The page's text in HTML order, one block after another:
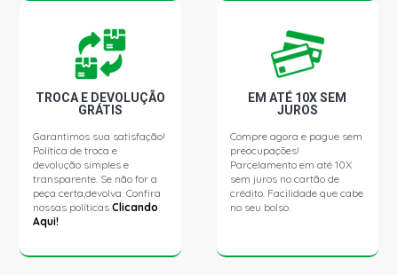
BORA STD SEDAN 2.0 8V EA113 FLEX (2000 - 2011)
GOLF SPORTLINE HATCH 1.6 8V AP FLEX (2008 - 2014)
GOLF STD HATCH 1.6 8V EA111 GASOLINA (2001 - 2001)
GOLF FLASH HATCH 1.6 8V EA111 GASOLINA (2006 -
2007)
GOLF SPORT HATCH 1.6 8V EA111 GASOLINA (2003 -
2008)
TROCA E DEVOLUÇÃO
GRÁTIS
Garantimos sua satisfação!
Política de troca e
devolução simples e
transparente. Se não for a
peça certa,devolva. Confira
nossas políticasClicando
Aqui!
EM ATÉ 10X SEM
JUROS
Compre agora e pague sem
preocupações!
Parcelamento em até 10X
sem juros no cartão de
crédito. Facilidade que cabe
no seu bolso.